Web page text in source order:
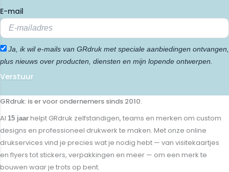
E-mail
Ja, ik wil e-mails van GRdruk met speciale aanbiedingen ontvangen,
plus nieuws over producten, diensten en mijn lopende ontwerpen.
Verstuur
GRdruk: is er voor ondernemers sinds 2010.
Al 15 jaar helpt GRdruk zelfstandigen, teams en merken om custom
designs en professioneel drukwerk te maken. Met onze online
drukservices vind je precies wat je nodig hebt — van visitekaartjes
en flyers tot stickers, verpakkingen en meer — om een merk te
bouwen waar je trots op bent.